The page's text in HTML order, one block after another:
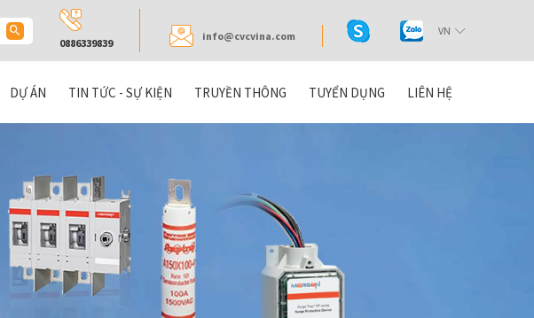
0886339839
info@cvcvina.com VN
DỰ ÁN TIN TỨC - SỰ KIỆN TRUYỀN THÔNG TUYỂN DỤNG LIÊN HỆ